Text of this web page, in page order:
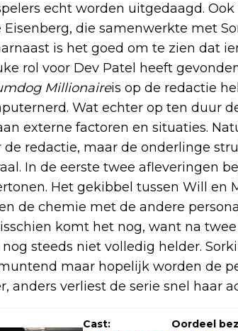
echt worden uitgedaagd.
Eisenberg, die samenwerkte met
is het goed om te zien dat
rol voor Dev Patel heeft
Millionaireis op de redactie
Wat echter op ten duur
externe factoren en situaties.
de redactie, maar de onderlinge
In de eerste twee afleveringen
Het gekibbel tussen Will en
de chemie met de andere
komt het nog, want na
steeds niet volledig helder.
maar hopelijk worden de
anders verliest de serie snel haar
Cast:
Oordeel